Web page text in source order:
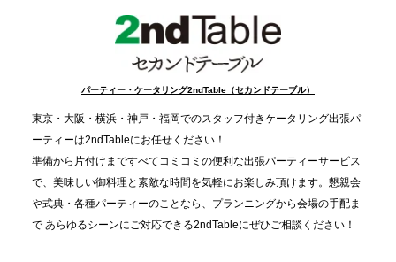
事提供を実施へ
TBS「Nスタ」で、2ndTable「1DISH」が紹介され
ました
2025.11.21
プレスリリースのご案内｜忘年会は“移動時間ゼロ
分”の時代へ。法人注文が前年比5倍に伸びた「宅配
オードブル」が提案する、新しい乾杯文化
パーティー・ケータリング2ndTable（セカンドテーブル）
東京・大阪・横浜・神戸・福岡でのスタッフ付きケータリング出張パ
ーティーは2ndTableにお任せください！
準備から片付けまですべてコミコミの便利な出張パーティーサービス
で、美味しい御料理と素敵な時間を気軽にお楽しみ頂けます。懇親会
や式典・各種パーティーのことなら、プランニングから会場の手配ま
で あらゆるシーンにご対応できる2ndTableにぜひご相談ください！